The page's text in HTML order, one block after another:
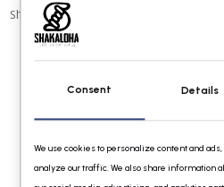
Shakaloha Cruiser Ziphood LBrown
€129,95
Consent Details
We use cookies to personalize content and
analyze our traffic. We also share information